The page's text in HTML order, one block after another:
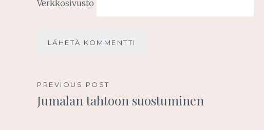
Verkkosivusto
Artikkelien
selaus
PREVIOUS POST
Jumalan tahtoon suostuminen